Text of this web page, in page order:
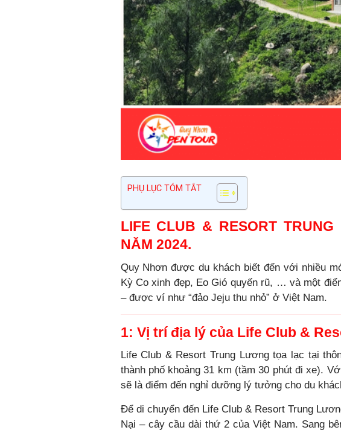
PHỤ LỤC TÓM TẮT
LIFE CLUB & RESORT
NĂM 2024.
Quy Nhơn được du khách biết đến với nhiều
Kỳ Co xinh đẹp, Eo Gió quyến rũ, … và một
– được ví như “đảo Jeju thu nhỏ” ở Việt Nam.
1: Vị trí địa lý của Life Club &
Life Club & Resort Trung Lương tọa lạc tại
thành phố khoảng 31 km (tầm 30 phút đi xe).
sẽ là điểm đến nghỉ dưỡng lý tưởng cho du
Để di chuyển đến Life Club & Resort Trung
Nại – cây cầu dài thứ 2 của Việt Nam. Sang